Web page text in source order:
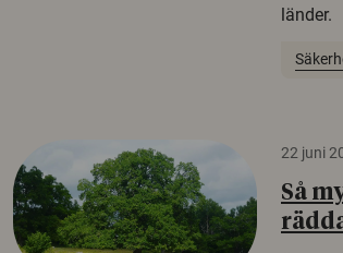
länder.
22 juni
Så